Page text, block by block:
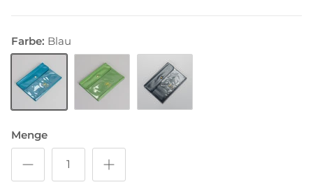
Farbe: Blau
Menge